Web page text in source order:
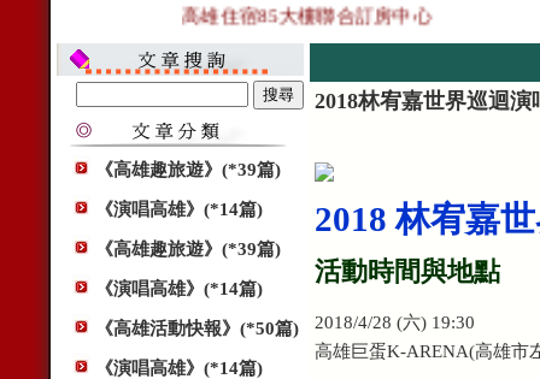
高雄住宿85大樓聯合訂房中心
《高雄趣旅遊》(*39篇)
《演唱高雄》(*14篇)
《高雄趣旅遊》(*39篇)
《演唱高雄》(*14篇)
《高雄活動快報》(*50篇)
《演唱高雄》(*14篇)
2018林宥嘉世界巡迴演
2018 林宥嘉
活動時間與地點
2018/4/28 (六) 19:30
高雄巨蛋K-ARENA(高雄市